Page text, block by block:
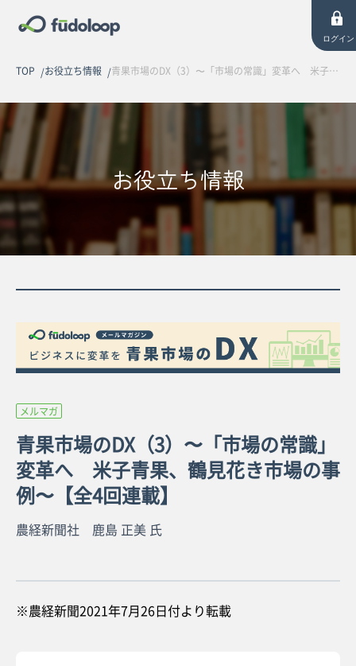
ログイン
TOP お役立ち情報 青果市場のDX（3）〜「市場の常識」変革へ 米子青果、鶴見花き市場の事例〜【全4回連載】
お役立ち情報
メルマガ
青果市場のDX（3）〜「市場の常識」
変革へ 米子青果、鶴見花き市場の事
例〜【全4回連載】
農経新聞社 鹿島 正美 氏
※農経新聞2021年7月26日付より転載